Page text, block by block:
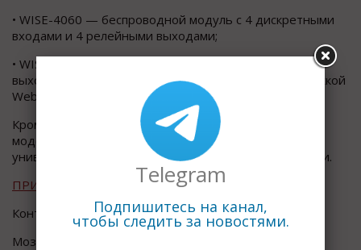
• WISE-4060 — беспроводной модуль с 4 дискретными
входами и 4 релейными выходами;
• WISE-4012E — беспроводной модуль с 6 входами/
выходами для разработчиков с опциальной поддержкой
WebAccess.
Кроме того, в ближайшее время ожидается выпуск
модели WISE-4012 — беспроводного модуля с 4
универсальными входами и 2 дискретными выходами.
ПРИГЛАСИТЕЛЬНЫЙ БИЛЕТ
Контакты организаторов:
Мозолева Елена
Telegram
Подпишитесь на канал,
чтобы следить за новостями.